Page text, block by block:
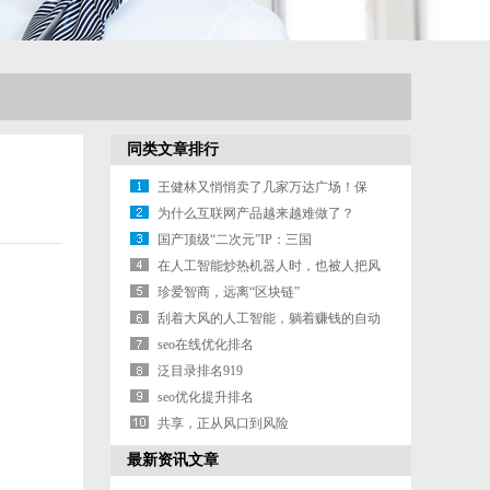
同类文章排行
王健林又悄悄卖了几家万达广场！保
险、信托
为什么互联网产品越来越难做了？
国产顶级“二次元”IP：三国
在人工智能炒热机器人时，也被人把风
带进了
珍爱智商，远离“区块链”
刮着大风的人工智能，躺着赚钱的自动
驾驶
seo在线优化排名
泛目录排名919
seo优化提升排名
共享，正从风口到风险
最新资讯文章